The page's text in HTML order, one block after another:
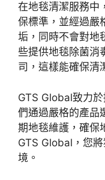
在地毯清潔服務中
保標準，並經過嚴
垢，同時不會對地
些提供地毯除菌消
司，這樣能確保清
GTS Global致力
們通過嚴格的產品
期地毯維護，確保
GTS Global，您
境。